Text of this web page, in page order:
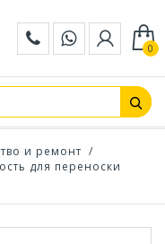
0
и ремонт /
для переноски